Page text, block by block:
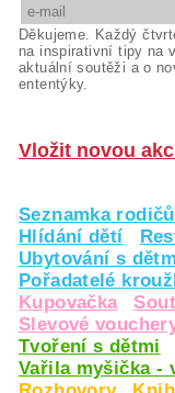
Děkujeme. Každý
na inspirativní tipy na
aktuální soutěži a o
ententýky.
Vložit novou
Seznamka rodičů
Hlídání dětí
Ubytování s
Pořadatelé
Kupovačka
Slevové
Tvoření s dětmi
Vařila myšička -